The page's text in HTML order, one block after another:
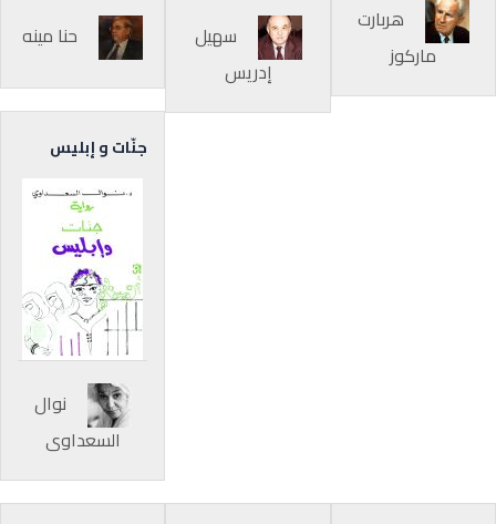
هربارت
ماركوز
سهيل
إدريس
حنا مينه
جنّات و إبليس
نوال
السعداوي